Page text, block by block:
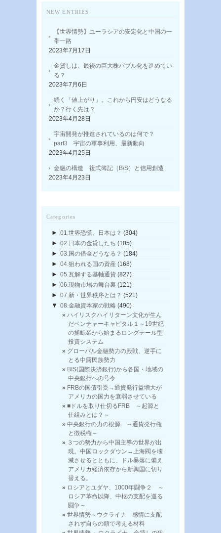
NEW ENTRIES
【世界情勢】ユーラシアの安定化と中国の一
帯一路
2023年7月17日
金貸しは、最後の巨大株バブル化を進めてい
る？
2023年7月6日
続く「値上がり」。これから円安はどうなる
か？行く先は？
2023年4月28日
宇宙開発が推進されているのは何で？
part3 宇宙の軍事利用、最新動向
2023年4月25日
金融の構造 複式簿記（B/S）と信用創造
2023年4月23日
Categories
► 01.世界恐慌、日本は？ (304)
► 02.日本の金貸したち (105)
► 03.国の借金どうなる？ (184)
► 04.狙われる国の資産 (168)
► 05.瓦解する基軸通貨 (827)
► 06.現物市場の舞台裏 (121)
► 07.新・世界秩序とは？ (521)
▼ 08.金融資本家の戦略 (490)
ハイリスクハイリターン文化が生ん
だベンチャーキャピタル１～19世紀
の捕鯨業から始まるロングテール型
投資システム
グローバル金融勢力の殿戦、逆手に
とる中露民族勢力
BIS(国際決済銀行)から各国・地域の
中央銀行への号令
FRBの国債引受→通貨発行益増大が
アメリカの国力を衰弱させている
■ドルを取り仕切るFRB ～起源と
仕組みとは？～
中央銀行の力の根源 ～通貨発行権
と徴税権～
３つの勢力から中国主導の世界が出
現。中国ロックダウン→上海閥を壊
滅させるとともに、ドル暴落に備え
アメリカ経済依存から新興国に切り
替える。
ロシアとユダヤ、1000年闘争２ ～
ロシア革命以降、中枢の支配を巡る
闘争～
世界情勢～ウクライナ 感情に支配
されず自らの頭で考える材料